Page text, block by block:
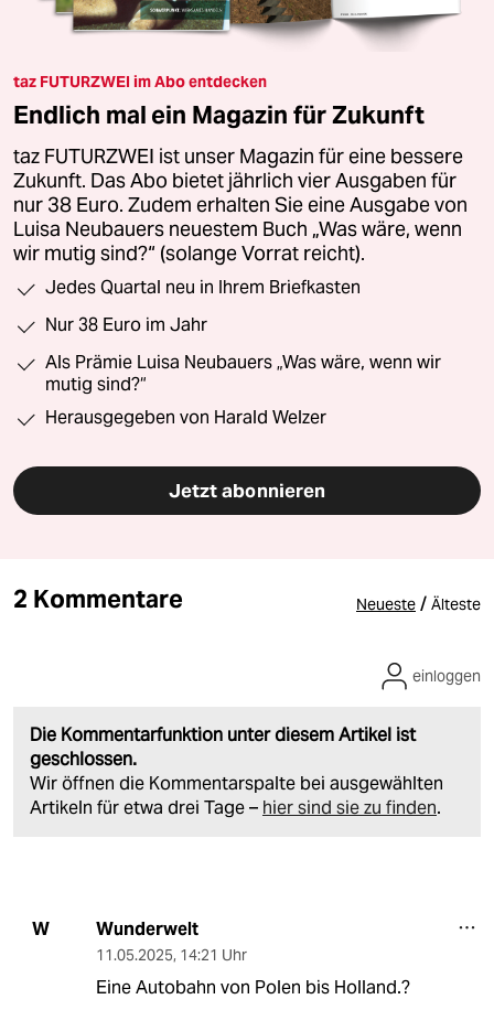
taz FUTURZWEI im Abo entdecken
Endlich mal ein Magazin für Zukunft
taz FUTURZWEI ist unser Magazin für eine bessere
Zukunft. Das Abo bietet jährlich vier Ausgaben für
nur 38 Euro. Zudem erhalten Sie eine Ausgabe von
Luisa Neubauers neuestem Buch „Was wäre, wenn
wir mutig sind?“ (solange Vorrat reicht).
Jedes Quartal neu in Ihrem Briefkasten
Nur 38 Euro im Jahr
Als Prämie Luisa Neubauers „Was wäre, wenn wir
mutig sind?“
Herausgegeben von Harald Welzer
Jetzt abonnieren
2 Kommentare Neueste / Älteste
Die Kommentarfunktion unter diesem Artikel ist
geschlossen.
Wir öffnen die Kommentarspalte bei ausgewählten
Artikeln für etwa drei Tage – hier sind sie zu finden.
einloggen
W Wunderwelt
11.05.2025, 14:21 Uhr
Eine Autobahn von Polen bis Holland.?